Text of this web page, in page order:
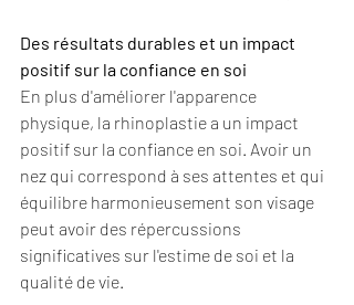
Des résultats durables et un impact
positif sur la confiance en soi
En plus d'améliorer l'apparence
physique, la rhinoplastie a un impact
positif sur la confiance en soi. Avoir un
nez qui correspond à ses attentes et qui
équilibre harmonieusement son visage
peut avoir des répercussions
significatives sur l'estime de soi et la
qualité de vie.